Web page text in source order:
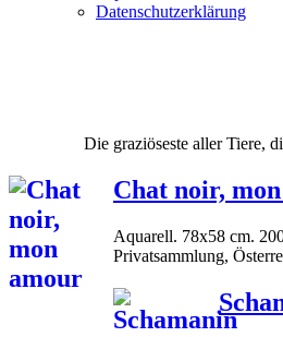
Datenschutzerklärung
Die graziöseste aller Tiere,
Chat noir,
Aquarell. 78x58 cm.
Privatsammlung,